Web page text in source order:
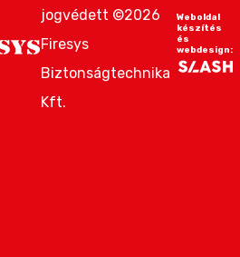
jogvédett ©2026
Firesys
Biztonságtechnika
Kft.
Weboldal
készítés
és
webdesign: